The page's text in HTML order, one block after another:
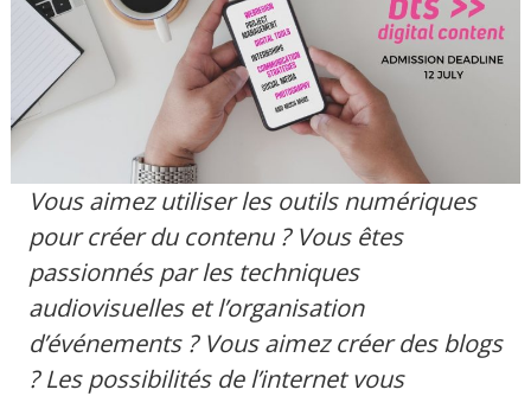
Vous aimez utiliser les outils numériques
pour créer du contenu ? Vous êtes
passionnés par les techniques
audiovisuelles et l’organisation
d’événements ? Vous aimez créer des blogs
? Les possibilités de l’internet vous